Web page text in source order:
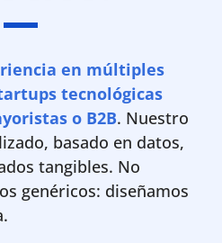
en múltiples
tecnológicas
o B2B. Nuestro
basado en datos,
tangibles. No
genéricos: diseñamos